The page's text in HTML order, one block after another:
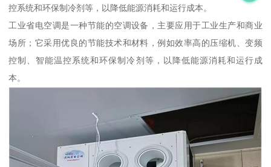
控系统和环保制冷剂等，以降低能源消耗和运行成本。
工业省电空调是一种节能的空调设备，主要应用于工业生产和商业
场所；它采用优良的节能技术和材料，例如效率高的压缩机、变频
控制、智能温控系统和环保制冷剂等，以降低能源消耗和运行成
本。